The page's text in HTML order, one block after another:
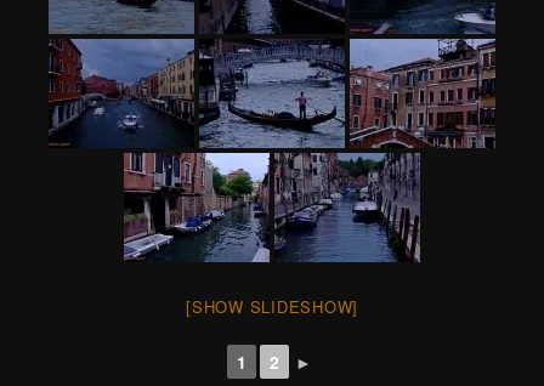
[SHOW SLIDESHOW]
1 2 ►